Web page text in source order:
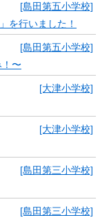
[島田第五小学校]
を行いました！
[島田第五小学校]
〜
[大津小学校]
[大津小学校]
[島田第三小学校]
[島田第三小学校]